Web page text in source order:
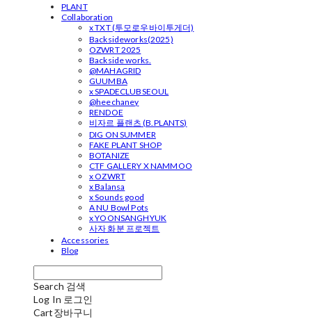
PLANT
Collaboration
x TXT (투모로우바이투게더)
Backsideworks(2025)
OZWRT 2025
Backside works.
@MAHAGRID
GUUMBA
x SPADECLUBSEOUL
@heechaney
RENDOE
비자르 플랜츠 (B.PLANTS)
DIG ON SUMMER
FAKE PLANT SHOP
BOTANIZE
CTF GALLERY X NAMMOO
x OZWRT
x Balansa
x Sounds good
A NU Bowl Pots
x YOONSANGHYUK
사자 화분 프로젝트
Accessories
Blog
Search 검색
Log In 로그인
Cart장바구니